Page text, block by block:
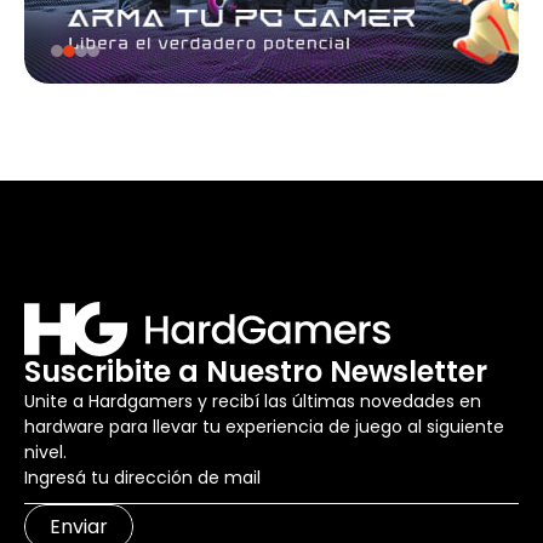
Suscribite a Nuestro Newsletter
Unite a Hardgamers y recibí las últimas novedades en
hardware para llevar tu experiencia de juego al siguiente
nivel.
Enviar